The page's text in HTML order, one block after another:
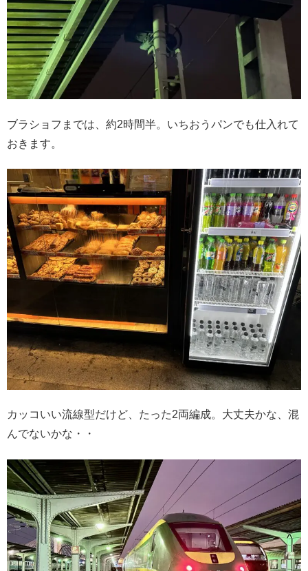
ブラショフまでは、約2時間半。いちおうパンでも仕入れて
おきます。
カッコいい流線型だけど、たった2両編成。大丈夫かな、混
んでないかな・・